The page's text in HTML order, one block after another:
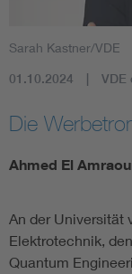
Sarah Kastner/VDE
01.10.2024 VDE
Die
Ahmed El
An der Universität
Elektrotechnik,
Quantum